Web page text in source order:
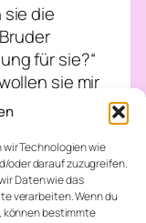
wir Technologien wie
oder darauf zuzugreifen.
Daten wie das
verarbeiten. Wenn du
können bestimmte
sie die
für sie?“
sie mir
das
an“ er
habe in
Henry